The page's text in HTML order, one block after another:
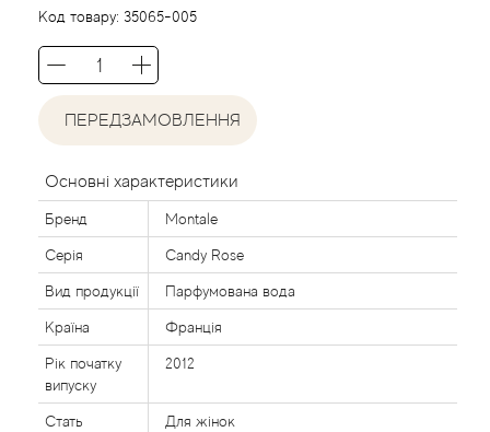
Код товару: 35065-005
ПЕРЕДЗАМОВЛЕННЯ
Основні характеристики
Бренд Montale
Серія Candy Rose
Вид продукції Парфумована вода
Країна Франція
Рік початку
випуску
2012
Стать Для жінок
Agent Provocateur
Agonist
Aigner
Aj Arabia (Widian)
Ajmal
Al Haramain
Al Jazeera
Alaia Paris